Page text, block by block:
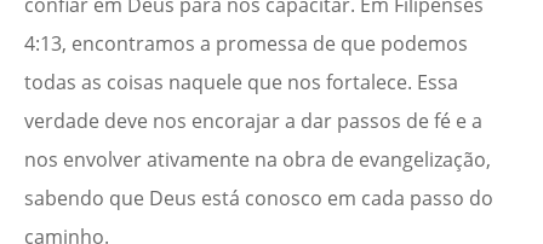
4:13, encontramos a promessa de que podemos
todas as coisas naquele que nos fortalece. Essa
verdade deve nos encorajar a dar passos de fé e a
nos envolver ativamente na obra de evangelização,
sabendo que Deus está conosco em cada passo do
caminho.